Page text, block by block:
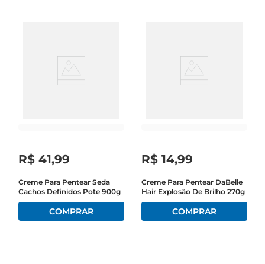
R$ 41,99
Creme Para Pentear Seda
Cachos Definidos Pote 900g
R$ 14,99
Creme Para Pentear DaBelle
Hair Explosão De Brilho 270g